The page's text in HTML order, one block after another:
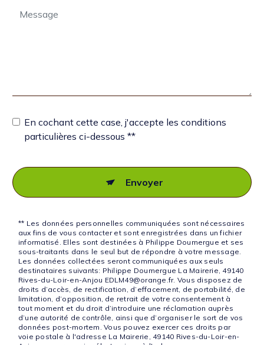
En cochant cette case, j'accepte les conditions
particulières ci-dessous **
Envoyer
** Les données personnelles communiquées sont nécessaires
aux fins de vous contacter et sont enregistrées dans un fichier
informatisé. Elles sont destinées à Philippe Doumergue et ses
sous-traitants dans le seul but de répondre à votre message.
Les données collectées seront communiquées aux seuls
destinataires suivants: Philippe Doumergue La Mairerie, 49140
Rives-du-Loir-en-Anjou EDLM49@orange.fr. Vous disposez de
droits d’accès, de rectification, d’effacement, de portabilité, de
limitation, d’opposition, de retrait de votre consentement à
tout moment et du droit d’introduire une réclamation auprès
d’une autorité de contrôle, ainsi que d’organiser le sort de vos
données post-mortem. Vous pouvez exercer ces droits par
voie postale à l'adresse La Mairerie, 49140 Rives-du-Loir-en-